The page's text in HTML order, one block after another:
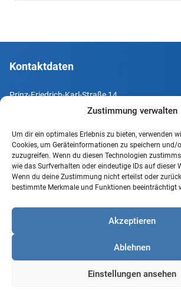
Zustimmung verwalten
Um dir ein optimales Erlebnis zu bieten, verwenden
Cookies, um Geräteinformationen zu speichern und/
zuzugreifen. Wenn du diesen Technologien
wie das Surfverhalten oder eindeutige IDs auf dieser
Wenn du deine Zustimmung nicht erteilst oder
bestimmte Merkmale und Funktionen beeinträchtigt
Akzeptieren
Ablehnen
Einstellungen ansehen
Kontaktdaten
Prinz-Friedrich-Karl-Straße 14
Tel. +49 231 952052-10
Fax +49 231 952052-60
e-Mail info@uv-do.de
Internet www.uv-do.de
Impressum